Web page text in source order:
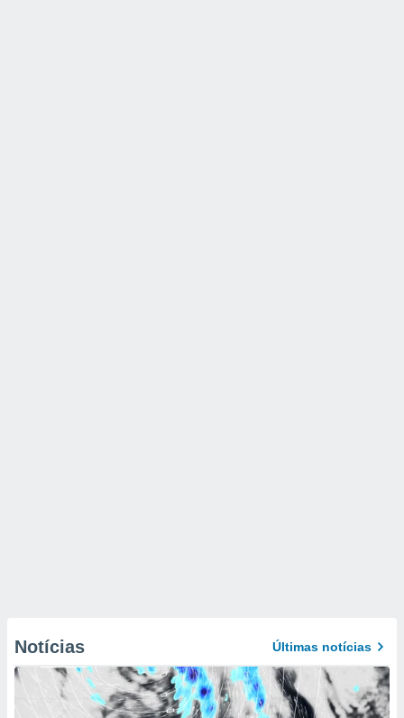
Notícias Últimas notícias